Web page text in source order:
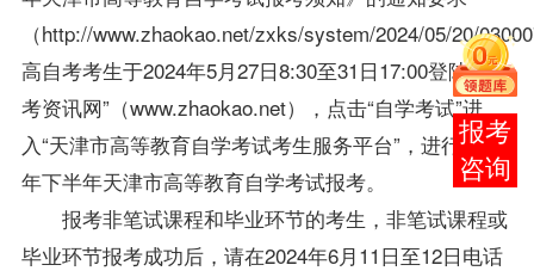
（http://www.zhaokao.net/zxks/system/2024/05/20/
高自考考生于2024年5月27日8:30至31日17:00登陆“招
考资讯网”（www.zhaokao.net），点击“自学考试”进
入“天津市高等教育自学考试考生服务平台”，进行2024
年下半年天津市高等教育自学考试报考。
报考非笔试课程和毕业环节的考生，非笔试课程或
毕业环节报考成功后，请在2024年6月11日至12日电话
在线
客服